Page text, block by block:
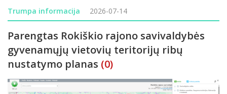
Daugiausia netvarkomų ir apleistų sklypų šiais metais užfiksuot
Trumpa informacija 2026-07-14
Parengtas Rokiškio rajono savivaldybės
gyvenamųjų vietovių teritorijų ribų
nustatymo planas (0)